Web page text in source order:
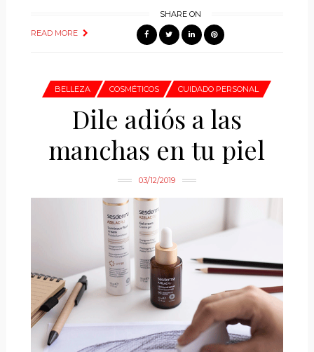
READ MORE
SHARE ON
BELLEZA COSMÉTICOS CUIDADO PERSONAL
Dile adiós a las
manchas en tu piel
03/12/2019